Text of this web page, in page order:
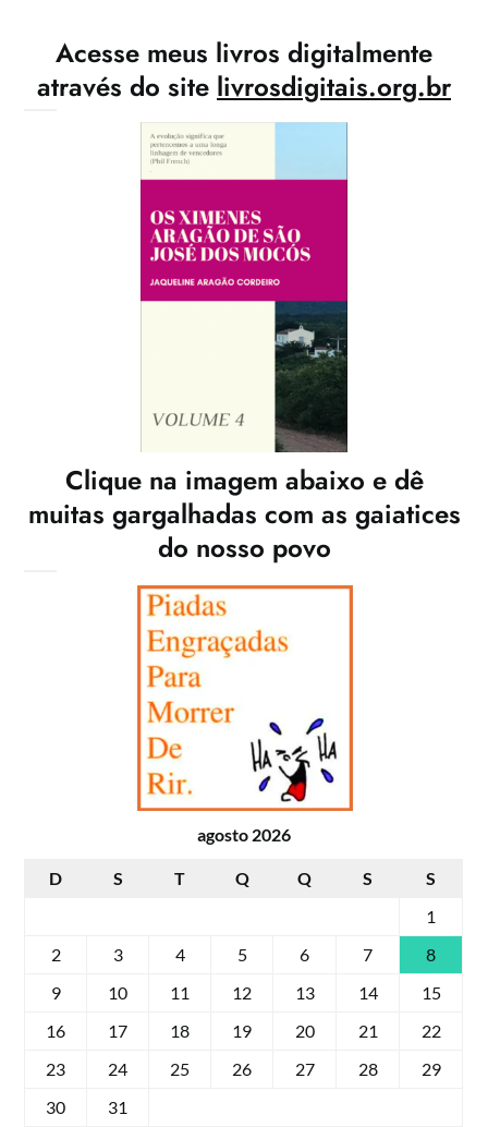
Acesse meus livros digitalmente
através do site livrosdigitais.org.br
Clique na imagem abaixo e dê
muitas gargalhadas com as gaiatices
do nosso povo
agosto 2026
D S T Q Q S
S
1
2
3 4 5 6 7
8
9
10 11 12 13 14
15
16
17 18 19 20 21
22
23
24 25 26 27 28
29
30
31